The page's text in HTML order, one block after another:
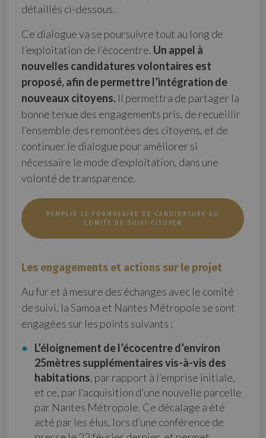
détaillés ci-dessous.
Ce dialogue va se poursuivre tout au long de
l’exploitation de l’écocentre. Un appel à
nouvelles candidatures volontaires est
proposé, afin de permettre l’intégration de
nouveaux citoyens. Il permettra de partager la
bonne tenue des engagements pris, de recueillir
l’ensemble des remontées des citoyens, et de
continuer le dialogue pour améliorer si
nécessaire le mode d’exploitation, dans une
volonté de transparence.
REMPLIR LE FORMULAIRE DE CANDIDATURE AU
COMITÉ DE SUIVI CITOYEN
Les engagements et actions sur le projet
Au fur et à mesure des échanges avec le comité
de suivi, la Samoa et Nantes Métropole se sont
engagées sur les points suivants :
L’éloignement de l’écocentre d’environ
25mètres supplémentaires vis-à-vis des
habitations, par rapport à l’emprise initiale,
et ce, par l’acquisition d’une nouvelle parcelle
par Nantes Métropole. Ce décalage a été
acté par les élus, lors d’une conférence de